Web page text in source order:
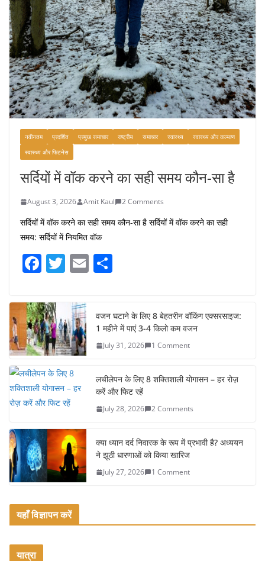
नवीनतम प्रदर्शित प्रमुख समाचार राष्ट्रीय समाचार स्वास्थ्य
स्वास्थ्य और कल्याण
स्वास्थ्य और फिटनेस
सर्दियों में वॉक करने का सही समय कौन-सा है
August 3, 2026 Amit Kaul 2 Comments
सर्दियों में वॉक करने का सही समय कौन-सा है सर्दियों में वॉक करने का सही
समय: सर्दियों में नियमित वॉक
F
c
e
b
o
o
k
T
itt
er
E
e
वजन घटाने के लिए 8 बेहतरीन वॉकिंग एक्सरसाइज:
1 महीने में पाएं 3-4 किलो कम वजन
July 31, 2026 1 Comment
लचीलेपन के लिए 8 शक्तिशाली योगासन – हर रोज़
करें और फिट रहें
July 28, 2026 2 Comments
क्या ध्यान दर्द निवारक के रूप में प्रभावी है? अध्ययन
ने झूठी धारणाओं को किया खारिज
July 27, 2026 1 Comment
यहाँ विज्ञापन करें
यात्रा